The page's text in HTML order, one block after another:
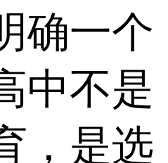
确一个
中不是
，是选